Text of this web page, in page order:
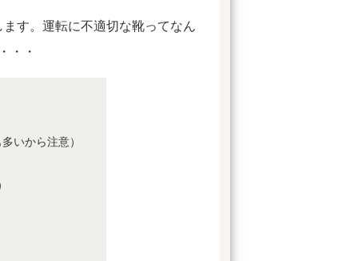
す。運転に不適切な靴ってなん
・・
いから注意）